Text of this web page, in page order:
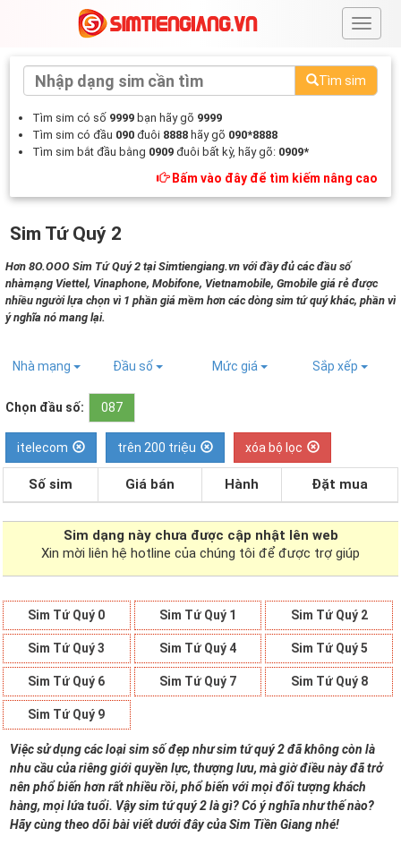
#
Tìm sim
Tìm sim có số 9999 bạn hãy gõ 9999
Tìm sim có đầu 090 đuôi 8888 hãy gõ 090*8888
Tìm sim bắt đầu bằng 0909 đuôi bất kỳ, hãy gõ: 0909*
Bấm vào đây để tìm kiếm nâng cao
Sim Tứ Quý 2
Hơn 8O.OOO Sim Tứ Quý 2 tại Simtiengiang.vn với đầy đủ các đầu số
nhàmạng Viettel, Vinaphone, Mobifone, Vietnamobile, Gmobile giá rẻ được
nhiều người lựa chọn vì 1 phần giá mềm hơn các dòng sim tứ quý khác, phần vì
ý nghĩa nó mang lại.
Nhà mạng Đầu số Mức giá Sắp xếp
Chọn đầu số: 087
itelecom trên 200 triệu xóa bộ lọc
Số sim Giá bán Hành Đặt mua
Sim dạng này chưa được cập nhật lên web
Xin mời liên hệ hotline của chúng tôi để được trợ giúp
Sim Tứ Quý 0 Sim Tứ Quý 1 Sim Tứ Quý 2
Sim Tứ Quý 3 Sim Tứ Quý 4 Sim Tứ Quý 5
Sim Tứ Quý 6 Sim Tứ Quý 7 Sim Tứ Quý 8
Sim Tứ Quý 9
Việc sử dụng các loại sim số đẹp như sim tứ quý 2 đã không còn là
nhu cầu của riêng giới quyền lực, thượng lưu, mà giờ điều này đã trở
nên phổ biến hơn rất nhiều rồi, phổ biến với mọi đối tượng khách
hàng, mọi lứa tuổi. Vậy sim tứ quý 2 là gì? Có ý nghĩa như thế nào?
Hãy cùng theo dõi bài viết dưới đây của Sim Tiền Giang nhé!